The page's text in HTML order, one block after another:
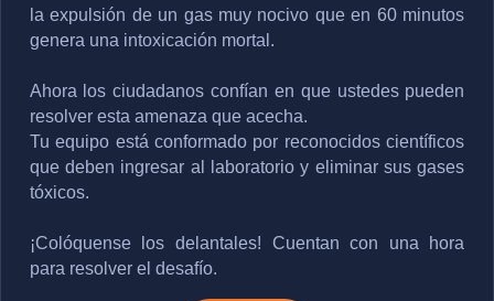
la expulsión de un gas muy nocivo que en 60 minutos
genera una intoxicación mortal.
Ahora los ciudadanos confían en que ustedes pueden
resolver esta amenaza que acecha.
Tu equipo está conformado por reconocidos científicos
que deben ingresar al laboratorio y eliminar sus gases
tóxicos.
¡Colóquense los delantales! Cuentan con una hora
para resolver el desafío.